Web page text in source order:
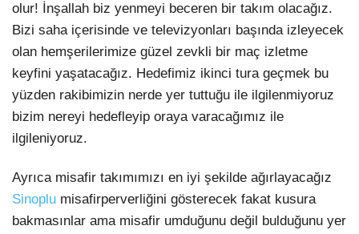
olur! İnşallah biz yenmeyi beceren bir takım olacağız.
Bizi saha içerisinde ve televizyonları başında izleyecek
olan hemşerilerimize güzel zevkli bir maç izletme
keyfini yaşatacağız. Hedefimiz ikinci tura geçmek bu
yüzden rakibimizin nerde yer tuttuğu ile ilgilenmiyoruz
bizim nereyi hedefleyip oraya varacağımız ile
ilgileniyoruz.
Ayrıca misafir takımımızı en iyi şekilde ağırlayacağız
Sinoplu misafirperverliğini gösterecek fakat kusura
bakmasınlar ama misafir umduğunu değil bulduğunu yer